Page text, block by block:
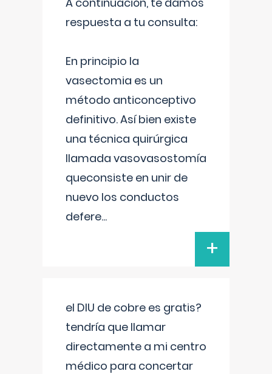
respuesta a tu consulta:
En principio la
vasectomia es un
método anticonceptivo
definitivo. Así bien existe
una técnica quirúrgica
llamada vasovasostomía
queconsiste en unir de
nuevo los conductos
defere...
+
el DIU de cobre es gratis?
tendría que llamar
directamente a mi centro
médico para concertar